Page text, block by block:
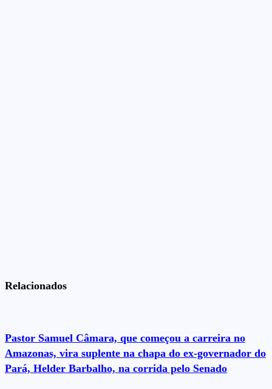
Relacionados
Pastor Samuel Câmara, que começou a carreira no
Amazonas, vira suplente na chapa do ex-governador do
Pará, Helder Barbalho, na corrida pelo Senado